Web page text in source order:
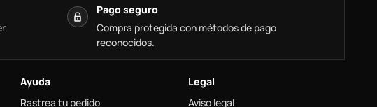
Pago seguro
Compra protegida con métodos de pago
reconocidos.
Ayuda
Rastrea tu pedido
Legal
Aviso legal